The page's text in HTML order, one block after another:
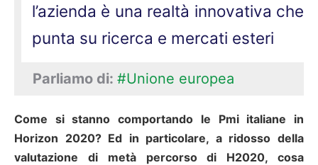
l’azienda è una realtà innovativa che
punta su ricerca e mercati esteri
Parliamo di: #Unione europea
Come si stanno comportando le Pmi italiane in
Horizon 2020? Ed in particolare, a ridosso della
valutazione di metà percorso di H2020, cosa